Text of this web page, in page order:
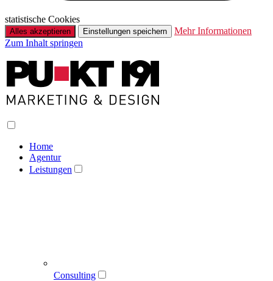
statistische Cookies
Alles akzeptieren Einstellungen speichern
Mehr Informationen
Zum Inhalt springen
Home
Agentur
Leistungen
Consulting